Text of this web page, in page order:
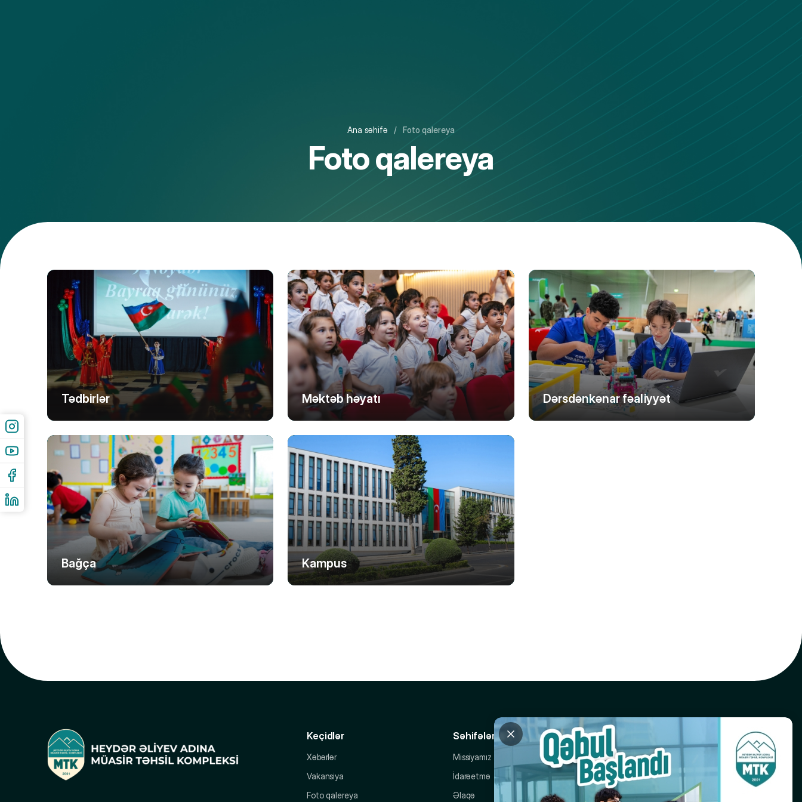
Ana səhifə / Foto qalereya
Foto qalereya
Tədbirlər Məktəb həyatı Dərsdənkənar fəaliyyət
Bağça Kampus
Keçidlər
Xəbərlər
Vakansiya
Foto qalereya
Səhifələr
Missiyamız
İdarəetmə
Əlaqə
Bizimlə əlaqə
(+994) 12 596-71-73
info@mtk.edu.az